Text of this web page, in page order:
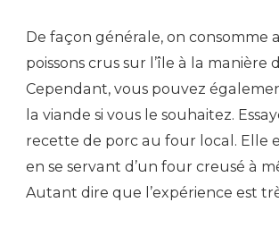
De façon générale, on consomme
poissons crus sur l’île à la manière
Cependant, vous pouvez
la viande si vous le souhaitez.
recette de porc au four local. Elle
en se servant d’un four creusé à
Autant dire que l’expérience est